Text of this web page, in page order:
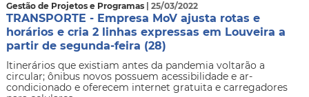
Gestão de Projetos e Programas | 25/03/2022
TRANSPORTE - Empresa MoV ajusta rotas e
horários e cria 2 linhas expressas em Louveira a
partir de segunda-feira (28)
Itinerários que existiam antes da pandemia voltarão a
circular; ônibus novos possuem acessibilidade e ar-
condicionado e oferecem internet gratuita e carregadores